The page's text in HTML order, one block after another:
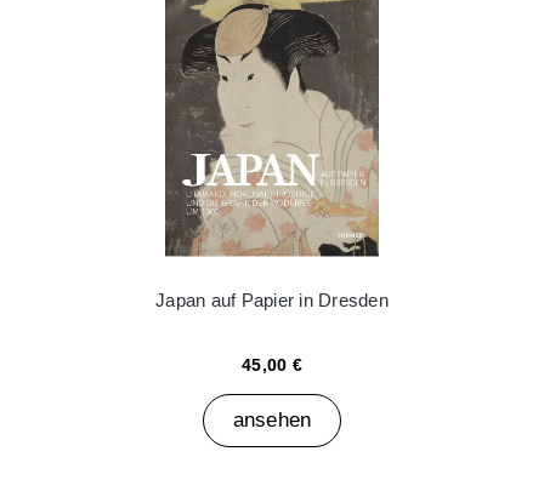
Japan auf Papier in Dresden
45,00 €
ansehen